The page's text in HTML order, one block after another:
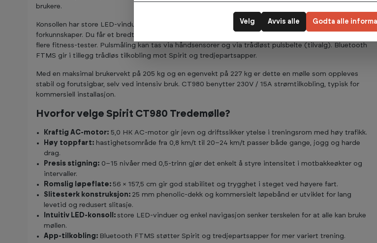
brukere.
Konsollen har store LED-vinduer og et ryddig oppsett som gjør det enkelt å komme i gang uten
forkunnskaper. Du får et bredt utvalg programmer, inkludert HIIT, intervall, 5K/10K, pulsbasert økt og
flere fitness-tester. Pulsmåling kan tas via håndsensorer og via trådløst pulsbelte (tilvalg). Bluetooth
FTMS gir i tillegg trådløs tilkobling mot Spirit og tredjepartsapper.
Med en maksimal brukervekt på 205 kg og en egenvekt på 227 kg er dette en mølle som oppleves
stabil og forutsigbar, selv ved intensiv bruk. CT980 benytter 230V / 15A strømtilkobling, typisk for
kommersiell installasjon.
Hvorfor velge Spirit CT980 Tredemølle?
Kraftig AC-motor: 5,0 HK AC-motor gir jevn og driftssikker ytelse i treningsrom med høy trafikk.
Høy toppfart: hastighetsområde fra 0,8 km/t til 20–24 km/t passer både gange, jogg og harde
drag.
Presis stigning: 0–15 nivåer med 0,5-trinn gjør det enkelt å styre intensitet i motbakkeøkter og
intervaller.
Romslig løpeflate: 56 × 157,5 cm gir god stabilitet og trygghet i steget ved høyere fart.
Slitesterk konstruksjon: 25 mm phenolic-dekk og kommersielt løpebånd er utviklet for lang
levetid og redusert slitasje.
Intuitiv LED-konsoll: store LED-vinduer og enkel navigasjon senker terskelen for at alle kan bruke
møllen.
App-tilkobling: Bluetooth FTMS støtter Spirit og tredjepartsapper for mer variert trening.
Avvis alle
Velg Godta alle